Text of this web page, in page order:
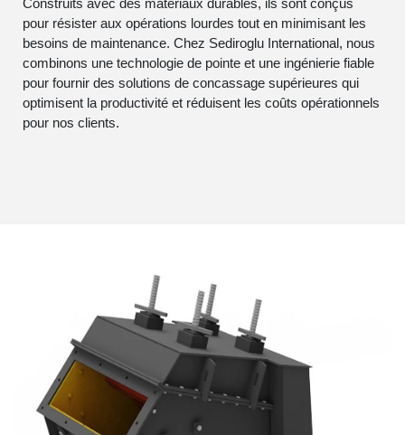
Construits avec des matériaux durables, ils sont conçus
pour résister aux opérations lourdes tout en minimisant les
besoins de maintenance. Chez Sediroglu International, nous
combinons une technologie de pointe et une ingénierie fiable
pour fournir des solutions de concassage supérieures qui
optimisent la productivité et réduisent les coûts opérationnels
pour nos clients.